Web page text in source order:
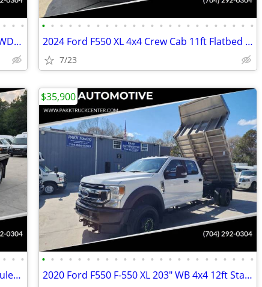
• • •
2023 Ford Escape Hybrid ST Line Select AWD 4dr SUV
• • • • • • • • • • • • • • • • • • • • • • • •
2024 Ford F550 XL 4x4 Crew Cab 11ft Flatbed Hauler Work Bed Farm Truck
7/23
• • •
2024 Ford F250 XL Super Cab SRW 4x4 Hauler Bed Flatbed Farm Work Truck
• • • • • • • • • • • • • • • • • • • • • • • •
2020 Ford F550 F-550 XL 203" WB 4x4 12ft Stake Bed Flatbed Dump Truck
$35,900